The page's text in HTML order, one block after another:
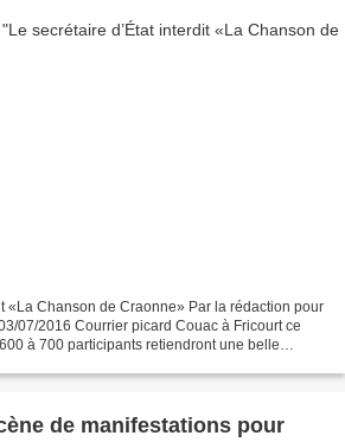
«La Chanson de Craonne» Par la rédaction pour
07/2016 Courrier picard Couac à Fricourt ce
à 700 participants retiendront une belle
de manifestations pour